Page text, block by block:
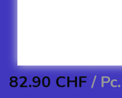
82.90 CHF/ Pc.